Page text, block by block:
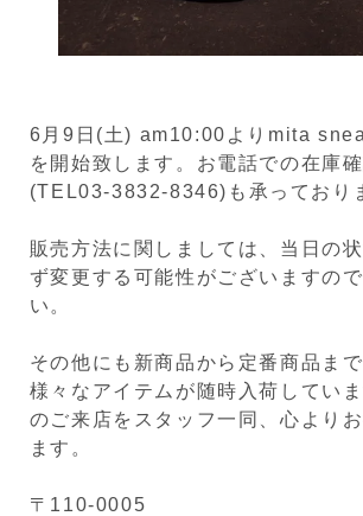
6月9日(土) am10:00よりmita
を開始致します。お電話での在庫
(TEL03-3832-8346)も承っており
販売方法に関しましては、当日の
ず変更する可能性がございますの
い。
その他にも新商品から定番商品ま
様々なアイテムが随時入荷してい
のご来店をスタッフ一同、心より
ます。
〒110-0005